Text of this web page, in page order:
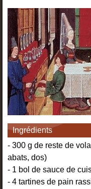
Ingrédients
- 300 g de reste de
abats, dos)
- 1 bol de sauce de
- 4 tartines de pain